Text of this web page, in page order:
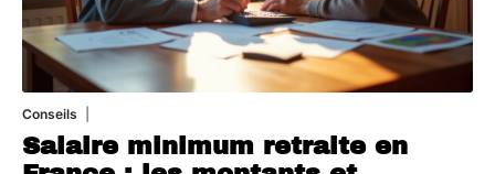
Conseils
Salaire minimum retraite en